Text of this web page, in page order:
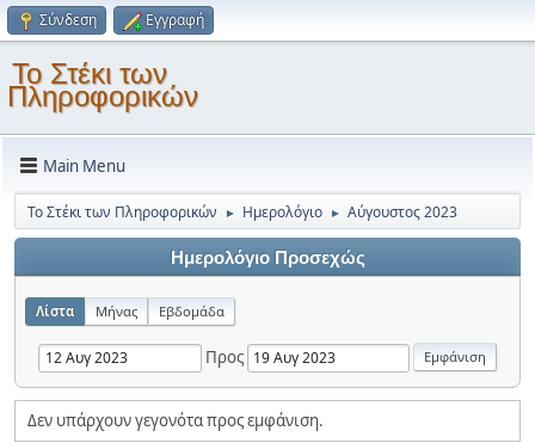
Σύνδεση Εγγραφή
Το Στέκι των
Πληροφορικών
Main Menu
Το Στέκι των Πληροφορικών ► Ημερολόγιο ► Αύγουστος 2023
Ημερολόγιο Προσεχώς
Λίστα Μήνας Εβδομάδα
Προς
Δεν υπάρχουν γεγονότα προς εμφάνιση.